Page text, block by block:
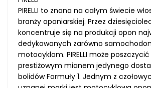
PIRELLI to znana na całym świecie
branży oponiarskiej. Przez
koncentruje się na produkcji opon
dedykowanych zarówno
motocyklom. PIRELLI może poszczycić
prestiżowym mianem jedynego
bolidów Formuły 1. Jednym z